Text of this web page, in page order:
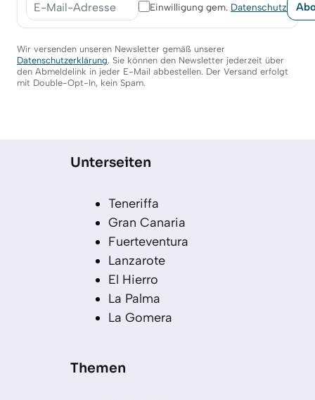
E-Mail-Adresse
Einwilligung gem. Datenschutz
Wir versenden unseren Newsletter gemäß unserer
Datenschutzerklärung. Sie können den Newsletter jederzeit über
den Abmeldelink in jeder E-Mail abbestellen. Der Versand erfolgt
mit Double-Opt-In, kein Spam.
Unterseiten
Teneriffa
Gran Canaria
Fuerteventura
Lanzarote
El Hierro
La Palma
La Gomera
Themen